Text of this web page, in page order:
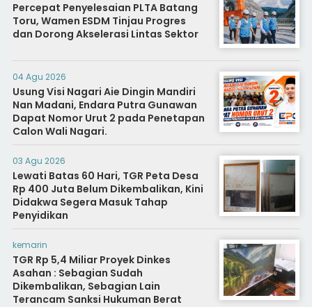
Percepat Penyelesaian PLTA Batang
Toru, Wamen ESDM Tinjau Progres
dan Dorong Akselerasi Lintas Sektor
04 Agu 2026
Usung Visi Nagari Aie Dingin Mandiri
Nan Madani, Endara Putra Gunawan
Dapat Nomor Urut 2 pada Penetapan
Calon Wali Nagari.
03 Agu 2026
Lewati Batas 60 Hari, TGR Peta Desa
Rp 400 Juta Belum Dikembalikan, Kini
Didakwa Segera Masuk Tahap
Penyidikan
kemarin
TGR Rp 5,4 Miliar Proyek Dinkes
Asahan : Sebagian Sudah
Dikembalikan, Sebagian Lain
Terancam Sanksi Hukuman Berat